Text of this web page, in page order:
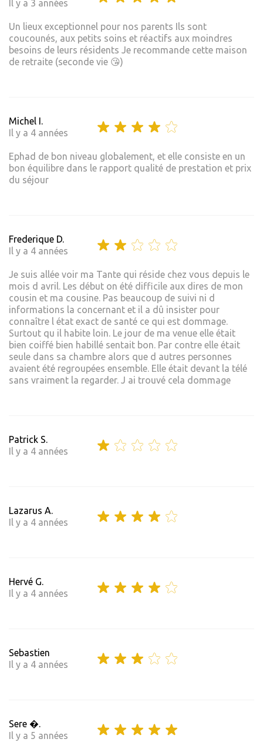
Il y a 3 années
Un lieux exceptionnel pour nos parents Ils sont
coucounés, aux petits soins et réactifs aux moindres
besoins de leurs résidents Je recommande cette maison
de retraite (seconde vie 😘)
Michel I.
Il y a 4 années
Ephad de bon niveau globalement, et elle consiste en un
bon équilibre dans le rapport qualité de prestation et prix
du séjour
Frederique D.
Il y a 4 années
Je suis allée voir ma Tante qui réside chez vous depuis le
mois d avril. Les début on été difficile aux dires de mon
cousin et ma cousine. Pas beaucoup de suivi ni d
informations la concernant et il a dû insister pour
connaître l état exact de santé ce qui est dommage.
Surtout qu il habite loin. Le jour de ma venue elle était
bien coiffé bien habillé sentait bon. Par contre elle était
seule dans sa chambre alors que d autres personnes
avaient été regroupées ensemble. Elle était devant la télé
sans vraiment la regarder. J ai trouvé cela dommage
Patrick S.
Il y a 4 années
Lazarus A.
Il y a 4 années
Hervé G.
Il y a 4 années
Sebastien
Il y a 4 années
Sere �.
Il y a 5 années